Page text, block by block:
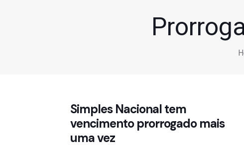
Simples Nacional tem
vencimento prorrogado mais
uma vez